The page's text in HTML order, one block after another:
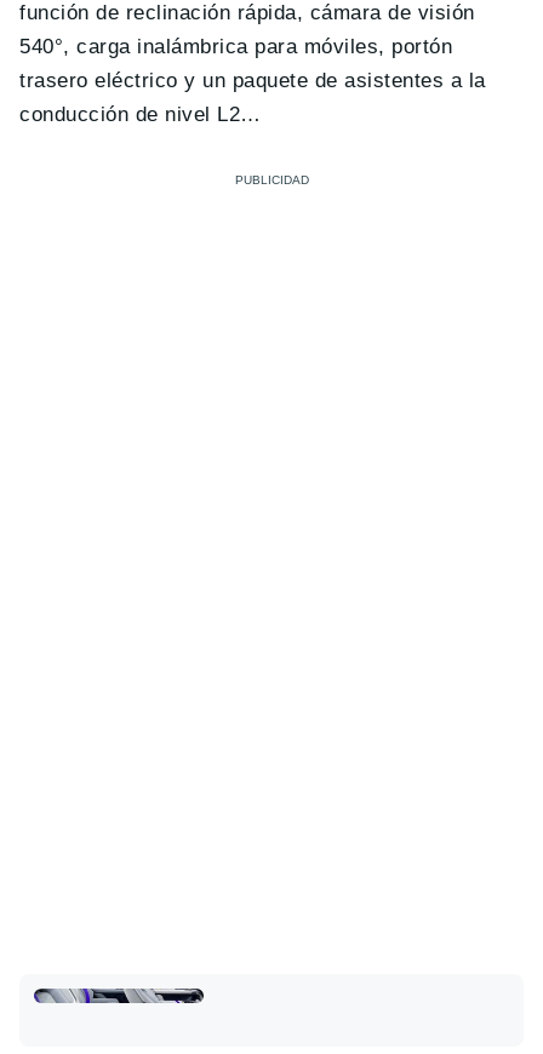
función de reclinación rápida, cámara de visión
540°, carga inalámbrica para móviles, portón
trasero eléctrico y un paquete de asistentes a la
conducción de nivel L2…